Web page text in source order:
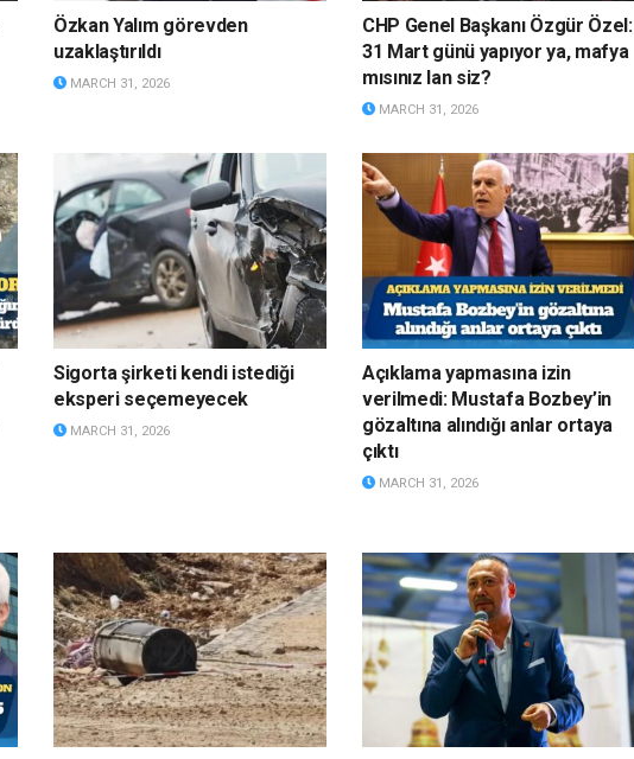
Özkan Yalım görevden
uzaklaştırıldı
MARCH 31, 2026
CHP Genel Başkanı Özgür Özel:
31 Mart günü yapıyor ya, mafya
mısınız lan siz?
MARCH 31, 2026
Sigorta şirketi kendi istediği
eksperi seçemeyecek
MARCH 31, 2026
Açıklama yapmasına izin
verilmedi: Mustafa Bozbey’in
gözaltına alındığı anlar ortaya
çıktı
MARCH 31, 2026